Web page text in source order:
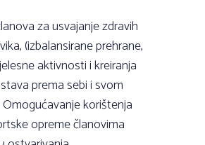
za usvajanje zdravih
(izbalansirane prehrane,
aktivnosti i kreiranja
prema sebi i svom
korištenja
opreme članovima